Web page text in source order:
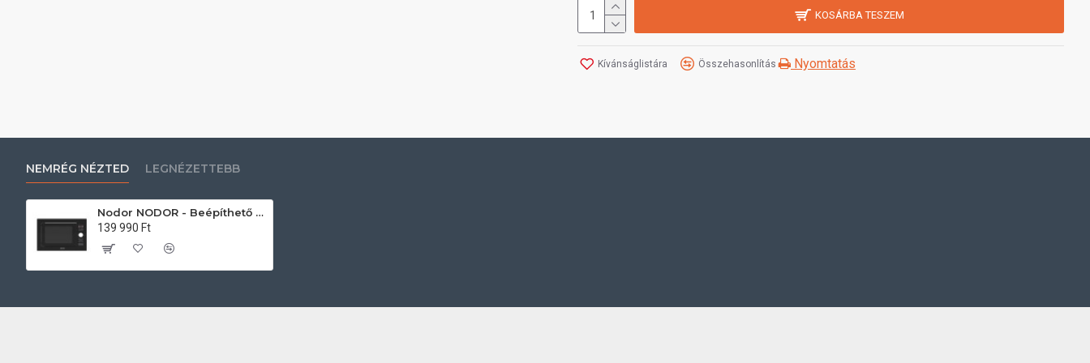
KOSÁRBA TESZEM
Kívánságlistára Összehasonlítás Nyomtatás
NEMRÉG NÉZTED LEGNÉZETTEBB
Nodor NODOR - Beépíthető mikrohullámú sütő NorChef MW-25 DG DB Állószekrénybe építhető mikrohullámú sütő
139 990 Ft